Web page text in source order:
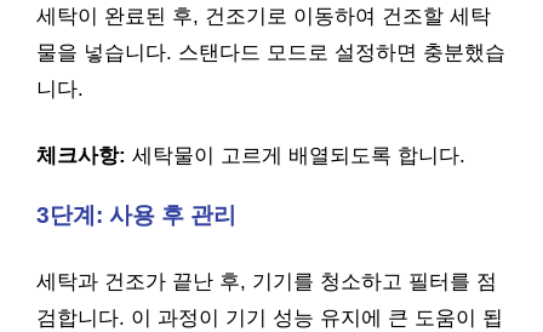
세탁이 완료된 후, 건조기로 이동하여 건조할 세탁
물을 넣습니다. 스탠다드 모드로 설정하면 충분했습
니다.
체크사항: 세탁물이 고르게 배열되도록 합니다.
3단계: 사용 후 관리
세탁과 건조가 끝난 후, 기기를 청소하고 필터를 점
검합니다. 이 과정이 기기 성능 유지에 큰 도움이 됩